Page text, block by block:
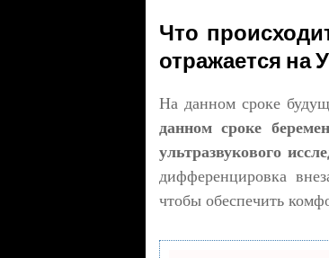
Что
отражается на
На данном сроке
данном сроке
ультразвукового
дифференцировка
чтобы обеспечить